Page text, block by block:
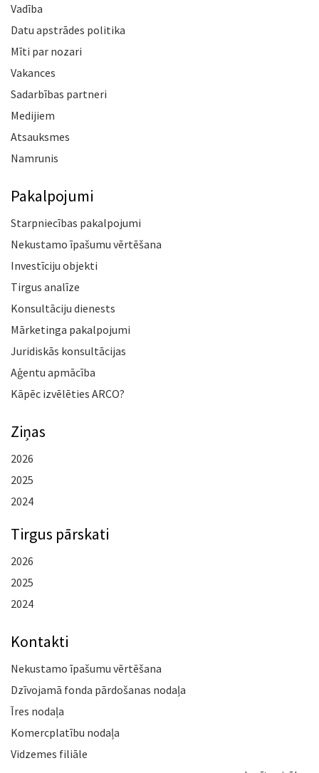
Vadība
Datu apstrādes politika
Mīti par nozari
Vakances
Sadarbības partneri
Medijiem
Atsauksmes
Namrunis
Pakalpojumi
Starpniecības pakalpojumi
Nekustamo īpašumu vērtēšana
Investīciju objekti
Tirgus analīze
Konsultāciju dienests
Mārketinga pakalpojumi
Juridiskās konsultācijas
Aģentu apmācība
Kāpēc izvēlēties ARCO?
Ziņas
2026
2025
2024
Tirgus pārskati
2026
2025
2024
Kontakti
Nekustamo īpašumu vērtēšana
Dzīvojamā fonda pārdošanas nodaļa
Īres nodaļa
Komercplatību nodaļa
Vidzemes filiāle